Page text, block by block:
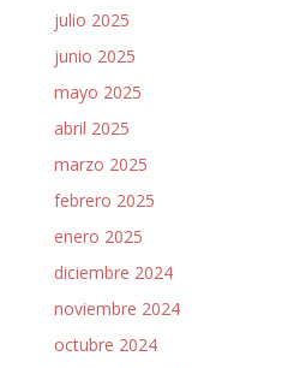
julio 2025
junio 2025
mayo 2025
abril 2025
marzo 2025
febrero 2025
enero 2025
diciembre 2024
noviembre 2024
octubre 2024